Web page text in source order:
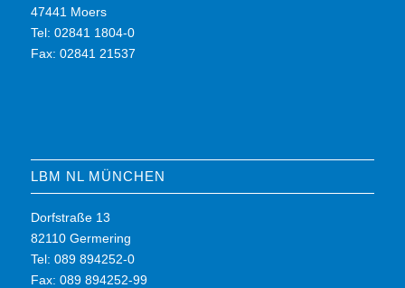
47441 Moers
Tel: 02841 1804-0
Fax: 02841 21537
LBM NL MÜNCHEN
Dorfstraße 13
82110 Germering
Tel: 089 894252-0
Fax: 089 894252-99